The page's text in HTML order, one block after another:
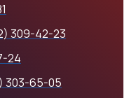
309-42-23
24
303-65-05